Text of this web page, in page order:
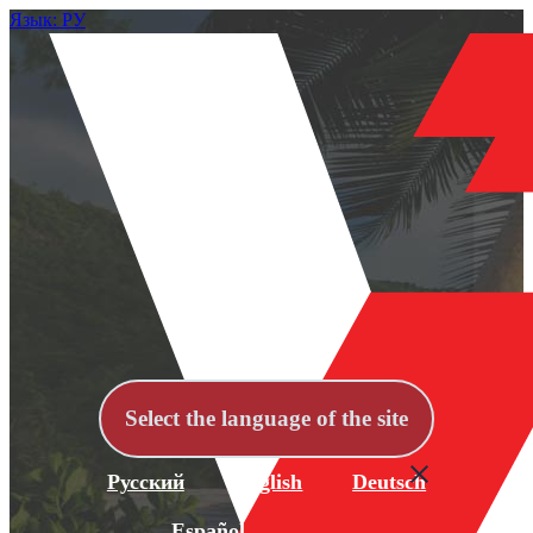
Язык: РУ
Select the language of the site
Русский English Deutsch